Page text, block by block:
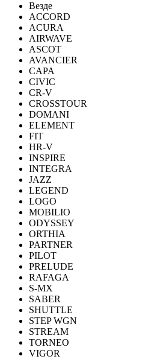
Везде
ACCORD
ACURA
AIRWAVE
ASCOT
AVANCIER
CAPA
CIVIC
CR-V
CROSSTOUR
DOMANI
ELEMENT
FIT
HR-V
INSPIRE
INTEGRA
JAZZ
LEGEND
LOGO
MOBILIO
ODYSSEY
ORTHIA
PARTNER
PILOT
PRELUDE
RAFAGA
S-MX
SABER
SHUTTLE
STEP WGN
STREAM
TORNEO
VIGOR